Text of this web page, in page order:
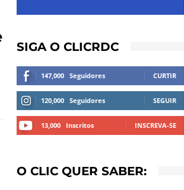
SIGA O CLICRDC
147,000 Seguidores CURTIR
120,000 Seguidores SEGUIR
13,000 Inscritos INSCREVA-SE
O CLIC QUER SABER: